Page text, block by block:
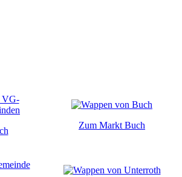
Zum Markt Buch